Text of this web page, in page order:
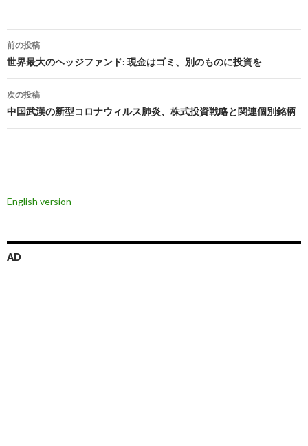
投
稿
ナ
ビ
ゲ
ー
ョ
前の投稿
世界最大のヘッジファンド: 現金はゴミ、別のものに投資を
次の投稿
中国武漢の新型コロナウィルス肺炎、株式投資戦略と関連個別銘柄
English version
AD